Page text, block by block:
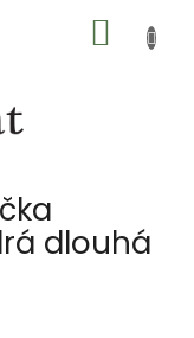
KOŠÍK
dlouhá